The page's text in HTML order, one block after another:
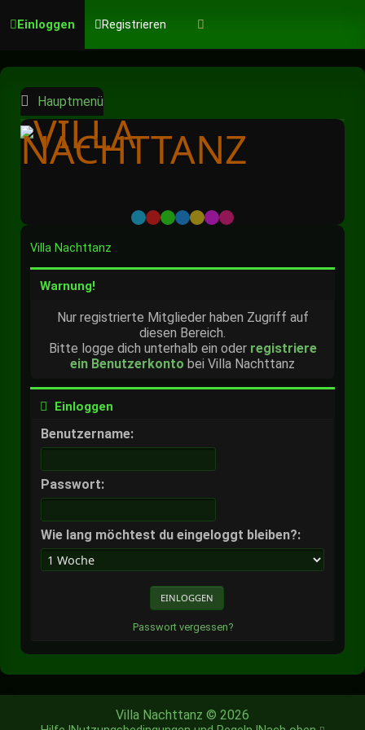
Einloggen Registrieren
Hauptmenü
Default
RedGreen
BlueYellow
Purple
Pink
Villa Nachttanz
Warnung!
Nur registrierte Mitglieder haben Zugriff auf
diesen Bereich.
Bitte logge dich unterhalb ein oder registriere
ein Benutzerkonto bei Villa Nachttanz
Einloggen
Benutzername:
Passwort:
Wie lang möchtest du eingeloggt bleiben?:
Passwort vergessen?
Villa Nachttanz © 2026